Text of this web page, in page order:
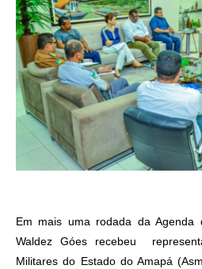
Em mais uma rodada da Agenda
Waldez Góes recebeu
Militares do Estado do Amapá